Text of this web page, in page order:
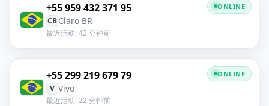
+55 959 432 371 95
CBClaro BR
最近活动: 42 分钟前
ONLINE
+55 299 219 679 79
V Vivo
最近活动: 22 分钟前
ONLINE